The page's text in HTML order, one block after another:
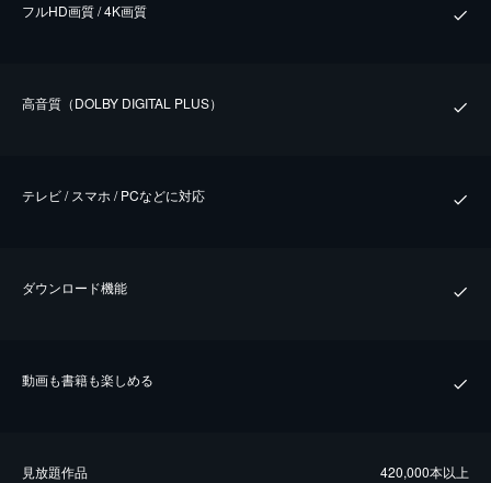
フルHD画質 / 4K画質
⾼⾳質（DOLBY DIGITAL PLUS）
テレビ / スマホ / PCなどに対応
ダウンロード機能
動画も書籍も楽しめる
⾒放題作品 420,000本以上